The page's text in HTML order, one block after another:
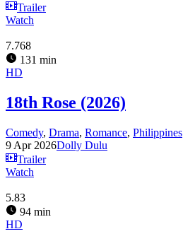
Trailer
Watch
7.768
131 min
HD
18th Rose (2026)
Comedy, Drama, Romance, Philippines
9 Apr 2026Dolly Dulu
Trailer
Watch
5.83
94 min
HD